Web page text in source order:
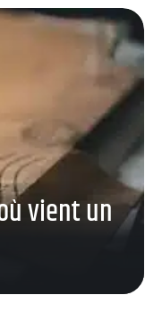
vient un